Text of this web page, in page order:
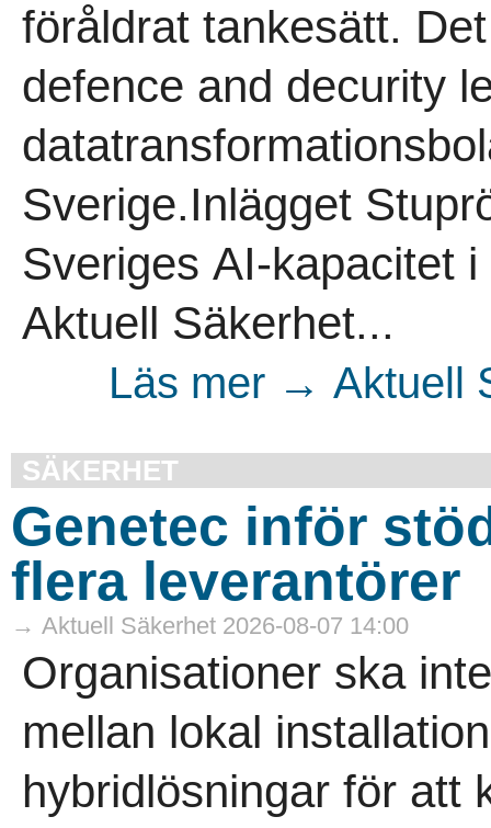
föråldrat tankesätt.
defence and decurity
Sverige.Inlägget
Sveriges AI-kapacitet
Aktuell Säkerhet...
Läs mer → Aktuell
SÄKERHET
Genetec inför
flera leverantörer
→ Aktuell Säkerhet 2026-08-07 14:00
Organisationer ska
mellan lokal
hybridlösningar för att